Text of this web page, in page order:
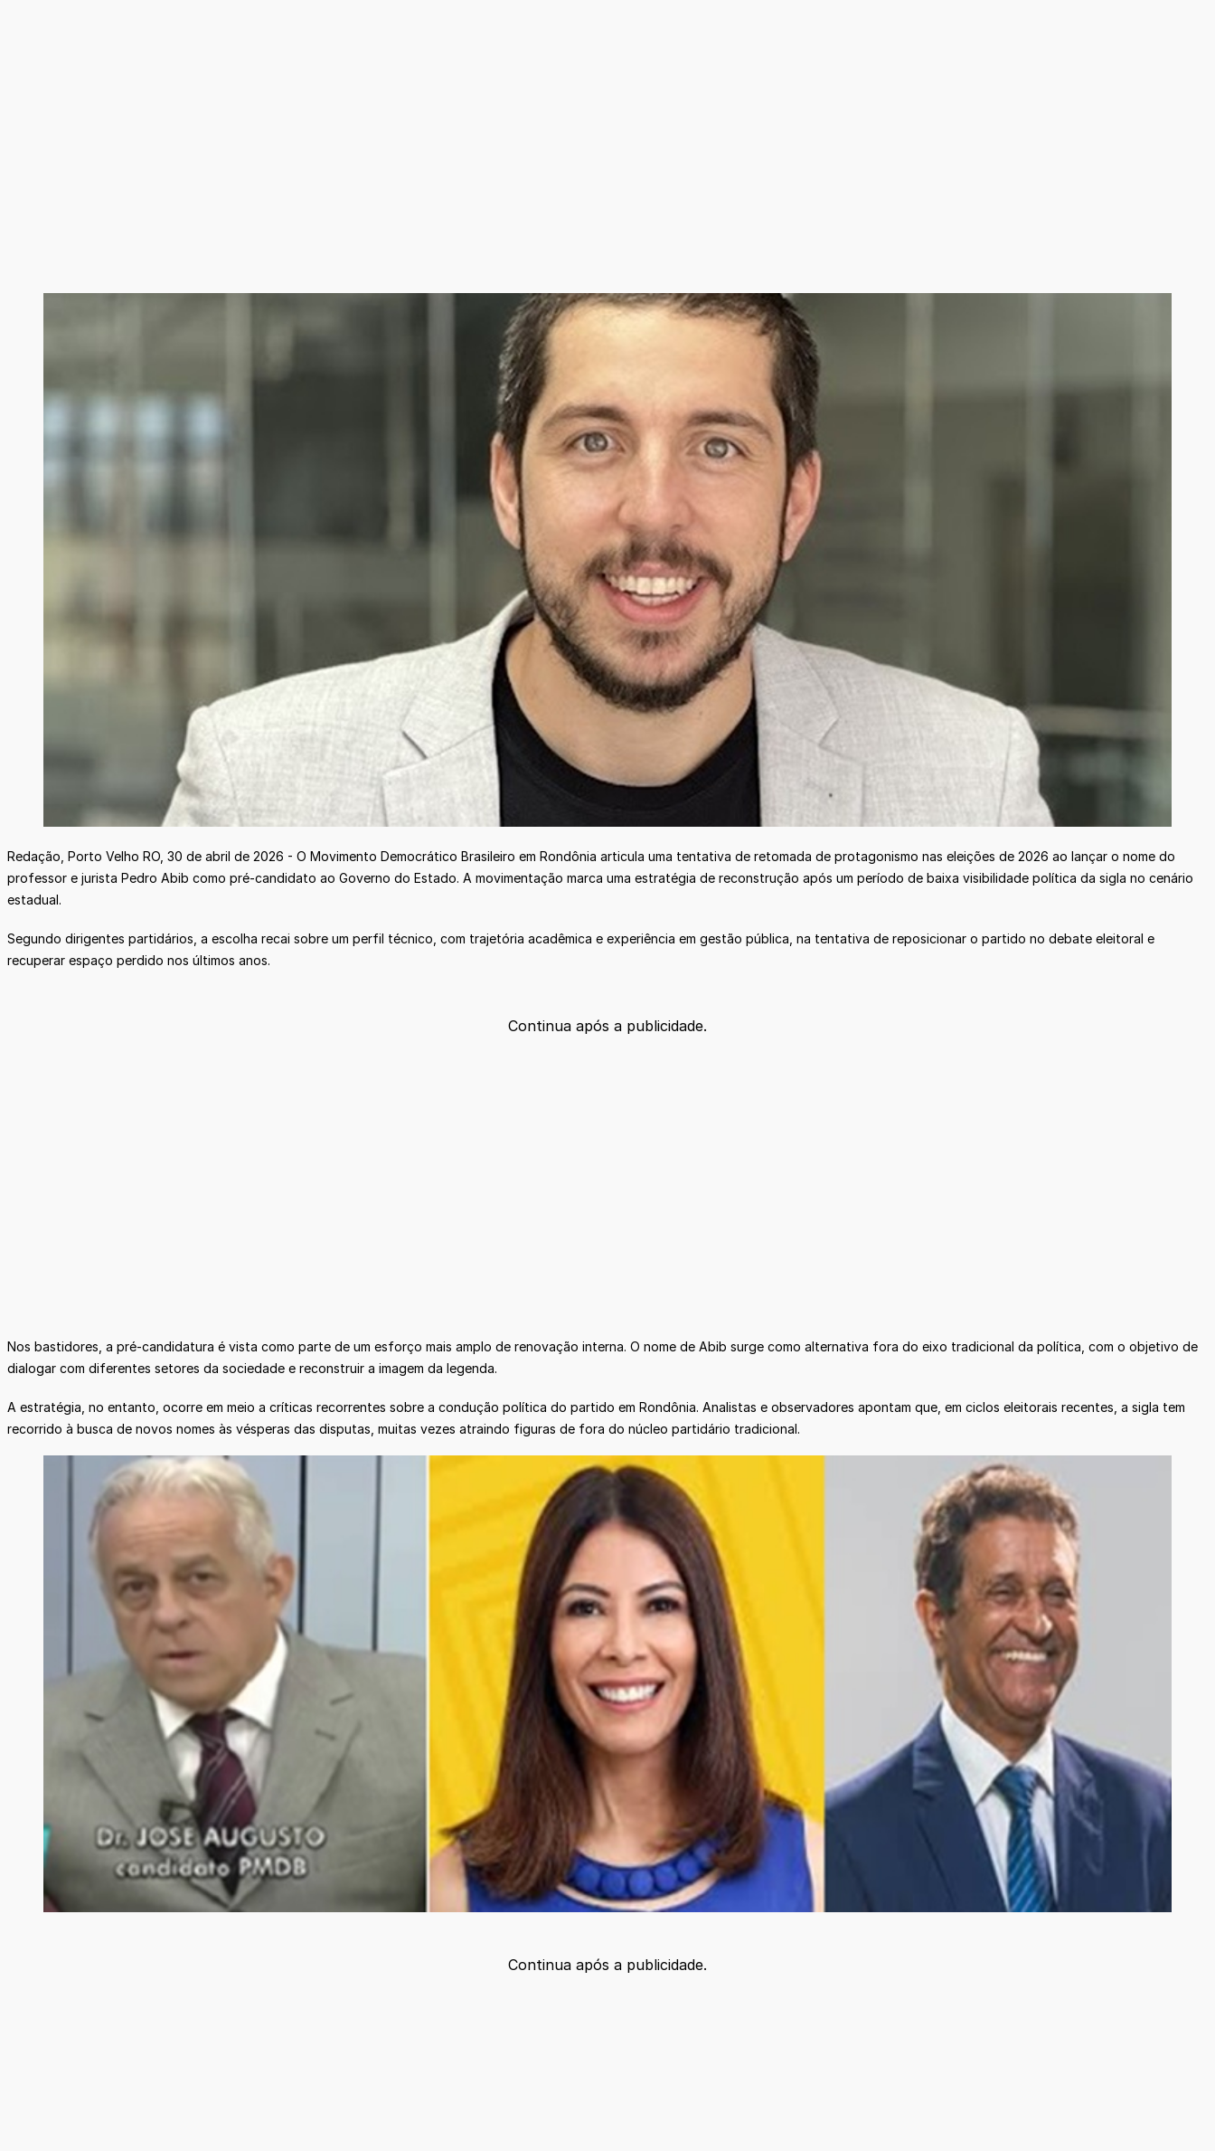
Redação, Porto Velho RO, 30 de abril de 2026 - O Movimento Democrático Brasileiro em Rondônia articula uma tentativa de retomada de protagonismo nas eleições de 2026 ao lançar o nome do
professor e jurista Pedro Abib como pré-candidato ao Governo do Estado. A movimentação marca uma estratégia de reconstrução após um período de baixa visibilidade política da sigla no cenário
estadual.
Segundo dirigentes partidários, a escolha recai sobre um perfil técnico, com trajetória acadêmica e experiência em gestão pública, na tentativa de reposicionar o partido no debate eleitoral e
recuperar espaço perdido nos últimos anos.
Continua após a publicidade.
Nos bastidores, a pré-candidatura é vista como parte de um esforço mais amplo de renovação interna. O nome de Abib surge como alternativa fora do eixo tradicional da política, com o objetivo de
dialogar com diferentes setores da sociedade e reconstruir a imagem da legenda.
A estratégia, no entanto, ocorre em meio a críticas recorrentes sobre a condução política do partido em Rondônia. Analistas e observadores apontam que, em ciclos eleitorais recentes, a sigla tem
recorrido à busca de novos nomes às vésperas das disputas, muitas vezes atraindo figuras de fora do núcleo partidário tradicional.
Continua após a publicidade.